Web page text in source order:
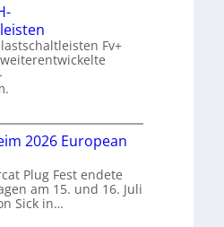
Fv+
2026 European
Plug Fest endete
am 15. und 16. Juli
Sick in…